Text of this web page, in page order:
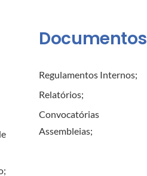
;
Documentos
Regulamentos Internos;
Relatórios;
Convocatórias
Assembleias;